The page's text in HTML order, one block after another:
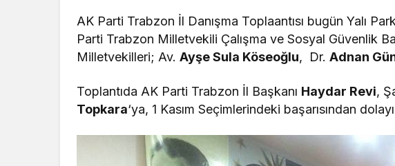
AK Parti Trabzon İl Danışma Toplaantısı bugün Yalı
Parti Trabzon Milletvekili Çalışma ve Sosyal Güvenlik
Milletvekilleri; Av.Ayşe Sula Köseoğlu, Dr.Adnan
Toplantıda AK Parti Trabzon İl Başkanı Haydar Revi,
Topkara‘ya, 1 Kasım Seçimlerindeki başarısından